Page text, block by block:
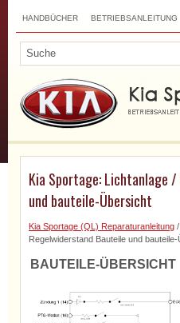
HANDBÜCHER BETRIEBSANLEITUNG
Kia Sportage: Lichtanlage
und bauteile-Übersicht
Kia Sportage (QL) Reparaturanleitung /
Regelwiderstand Bauteile und
BAUTEILE-ÜBERSICHT